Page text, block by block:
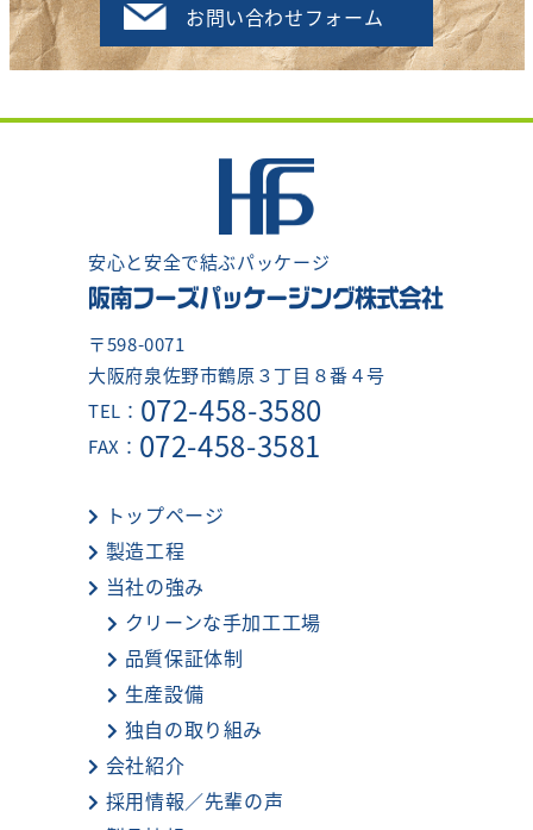
お問い合わせフォーム
安心と安全で結ぶパッケージ
〒598-0071
大阪府泉佐野市鶴原３丁目８番４号
TEL： 072-458-3580
FAX： 072-458-3581
トップページ
製造工程
当社の強み
クリーンな手加工工場
品質保証体制
生産設備
独自の取り組み
会社紹介
採用情報／先輩の声